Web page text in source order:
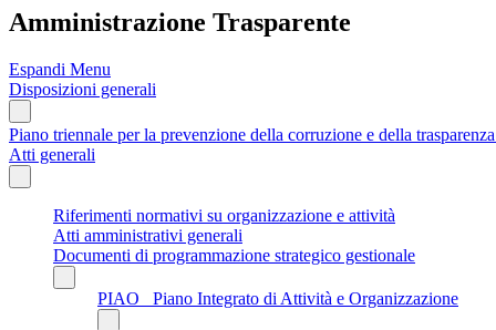
Amministrazione Trasparente
Espandi Menu
Disposizioni generali
Piano triennale per la prevenzione della corruzione e della
Atti generali
Riferimenti normativi su organizzazione e attività
Atti amministrativi generali
Documenti di programmazione strategico gestionale
PIAO_ Piano Integrato di Attività e Organizzazione